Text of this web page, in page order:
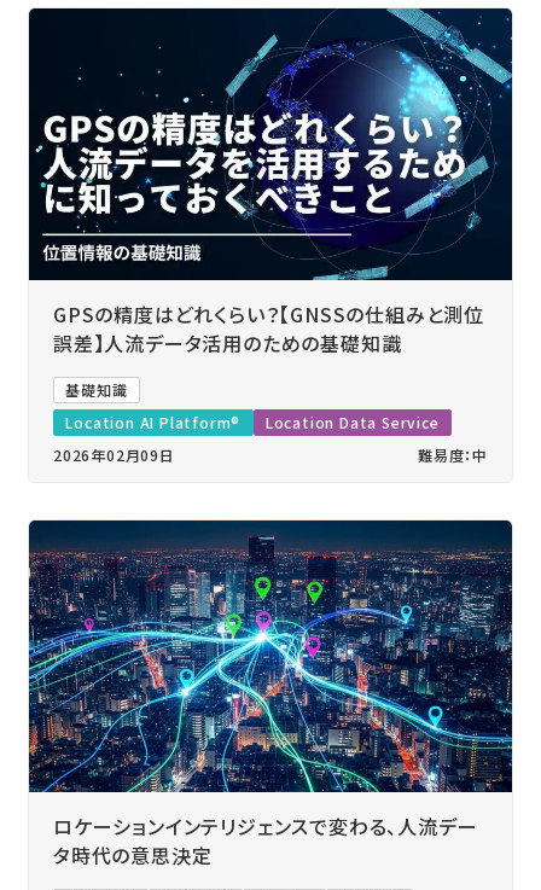
GPSの精度はどれくらい？【GNSSの仕組みと測位
誤差】人流データ活用のための基礎知識
基礎知識
Location AI Platform®
Location Data Service
2026年02月09日
難易度：中
ロケーションインテリジェンスで変わる、人流デー
タ時代の意思決定